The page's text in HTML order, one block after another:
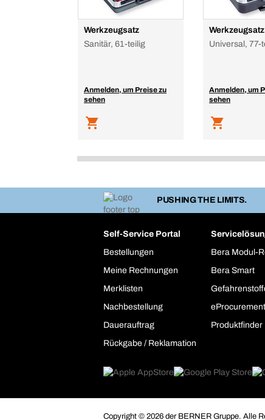
Werkzeugsatz
Sanitär, 61-teilig
Anmelden, um Preise zu
sehen
Werkzeugsatz
Universal, 77-
Anmelden, um
sehen
PUSHING THE LIMITS.
Self-Service Portal
Bestellungen
Meine Rechnungen
Merklisten
Nachbestellung
Dauerauftrag
Rückgabe / Reklamation
Bera Modul-
Bera Smart
eProcurement
Produktfinder
Copyright © 2026 der BERNER Gruppe. Alle